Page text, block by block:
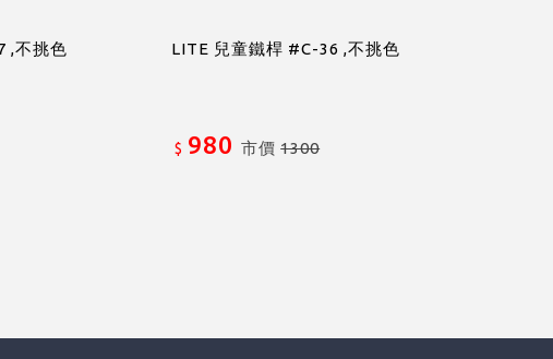
,不挑色 LITE 兒童鐵桿 #C-36 ,不挑色
$ 980 市價1300